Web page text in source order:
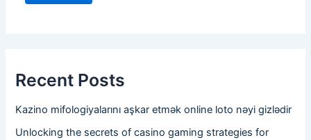
Recent Posts
Kazino mifologiyalarını aşkar etmək online loto nəyi gizlədir
Unlocking the secrets of casino gaming strategies for